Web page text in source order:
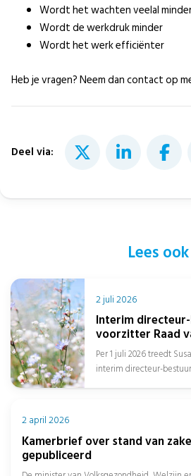
Wordt het wachten veelal
Wordt de werkdruk minder
Wordt het werk efficiënter
Heb je vragen? Neem dan contact op
Deel via:
Lees ook
2 juli 2026
Interim
voorzitter Raad
Stichting CPZ
Per 1 juli 2026 treedt
interim directeur-
2 april 2026
Kamerbrief over stand van
gepubliceerd